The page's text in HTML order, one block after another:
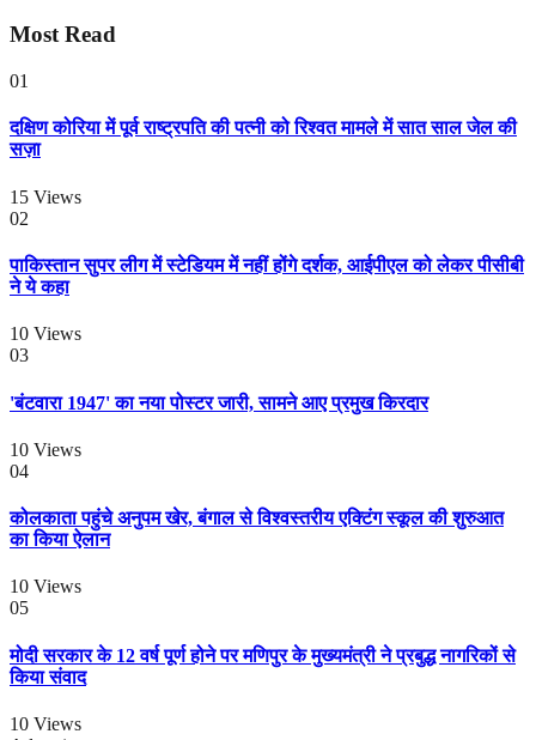
Most Read
01
दक्षिण कोरिया में पूर्व राष्ट्रपति की पत्नी को रिश्वत मामले में सात साल जेल की
सज़ा
15 Views
02
पाकिस्तान सुपर लीग में स्टेडियम में नहीं होंगे दर्शक, आईपीएल को लेकर पीसीबी
ने ये कहा
10 Views
03
'बंटवारा 1947' का नया पोस्टर जारी, सामने आए प्रमुख किरदार
10 Views
04
कोलकाता पहुंचे अनुपम खेर, बंगाल से विश्वस्तरीय एक्टिंग स्कूल की शुरुआत
का किया ऐलान
10 Views
05
मोदी सरकार के 12 वर्ष पूर्ण होने पर मणिपुर के मुख्यमंत्री ने प्रबुद्ध नागरिकों से
किया संवाद
10 Views